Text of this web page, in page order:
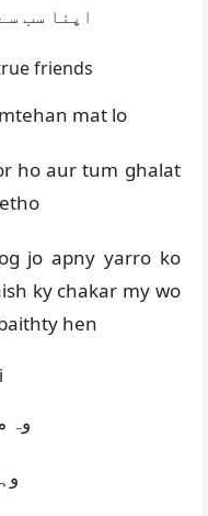
اپنا سب
mat lo
ho aur tum ghalat
jo apny yarro ko
ky chakar my wo
hen
وہ